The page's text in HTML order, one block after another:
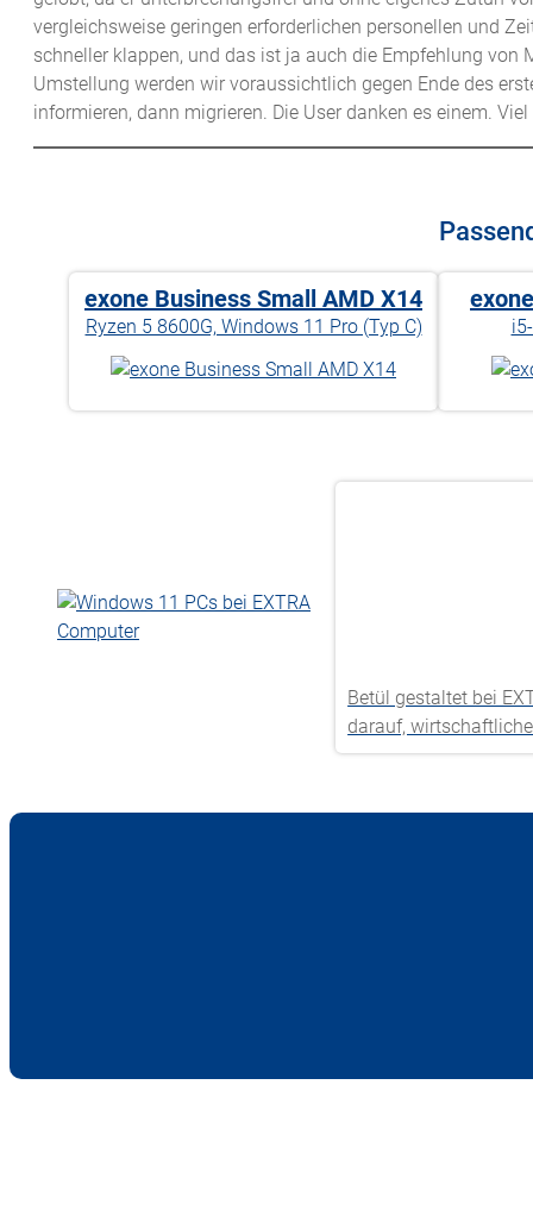
vergleichsweise geringen erforderlichen personellen und
schneller klappen, und das ist ja auch die Empfehlung von
Umstellung werden wir voraussichtlich gegen Ende des
informieren, dann migrieren. Die User danken es einem. Viel
exone Business Small AMD X14
Ryzen 5 8600G, Windows 11 Pro (Typ C)
Betül gestaltet bei
darauf,